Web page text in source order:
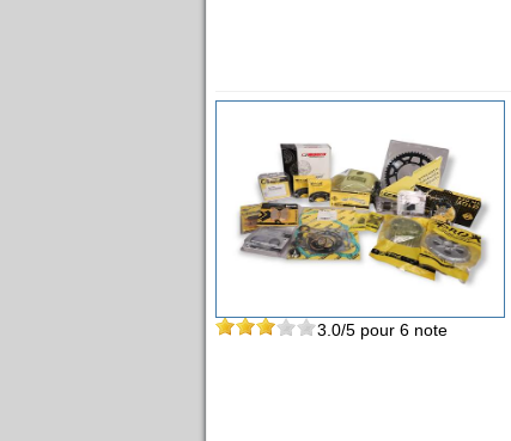
3.0/5 pour 6 note